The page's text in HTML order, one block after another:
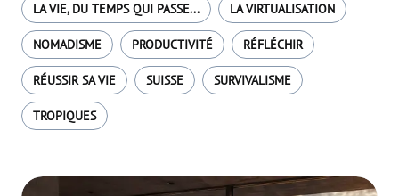
LA VIE, DU TEMPS QUI PASSE... LA VIRTUALISATION
NOMADISME PRODUCTIVITÉ RÉFLÉCHIR
RÉUSSIR SA VIE SUISSE SURVIVALISME
TROPIQUES